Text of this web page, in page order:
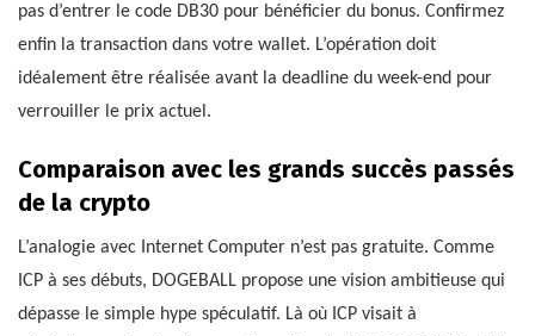
pas d’entrer le code DB30 pour bénéficier du bonus. Confirmez
enfin la transaction dans votre wallet. L’opération doit
idéalement être réalisée avant la deadline du week-end pour
verrouiller le prix actuel.
Comparaison avec les grands succès passés
de la crypto
L’analogie avec Internet Computer n’est pas gratuite. Comme
ICP à ses débuts, DOGEBALL propose une vision ambitieuse qui
dépasse le simple hype spéculatif. Là où ICP visait à